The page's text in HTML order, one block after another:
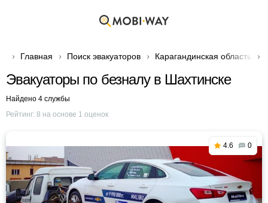
Главная Поиск эвакуаторов Карагандинская область
Эвакуаторы по безналу в Шахтинске
Найдено 4 службы
Рейтинг: 8 на основе 1 оценок
4.6 0